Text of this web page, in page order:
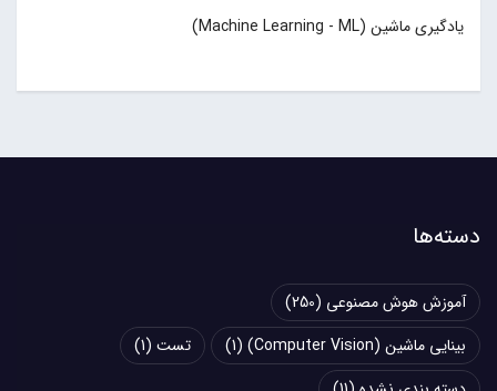
یادگیری ماشین (Machine Learning - ML)
دسته‌ها
آموزش هوش مصنوعی (250)
بینایی ماشین (Computer Vision)
(1) تست (1)